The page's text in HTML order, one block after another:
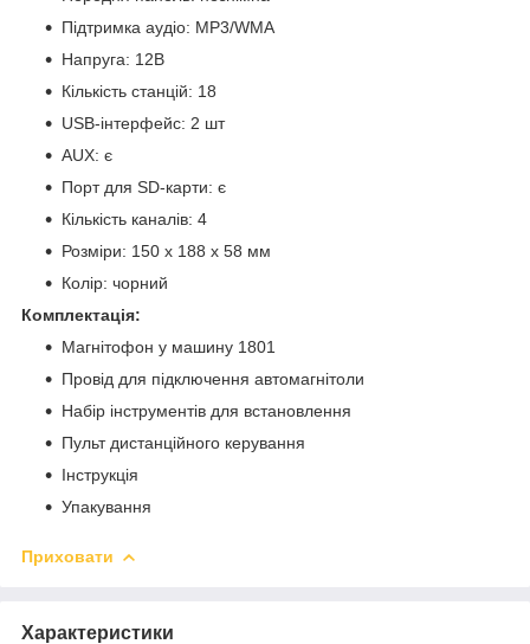
Підтримка аудіо: MP3/WMA
Напруга: 12В
Кількість станцій: 18
USB-інтерфейс: 2 шт
AUX: є
Порт для SD-карти: є
Кількість каналів: 4
Розміри: 150 х 188 х 58 мм
Колір: чорний
Комплектація:
Магнітофон у машину 1801
Провід для підключення автомагнітоли
Набір інструментів для встановлення
Пульт дистанційного керування
Інструкція
Упакування
Приховати
Характеристики